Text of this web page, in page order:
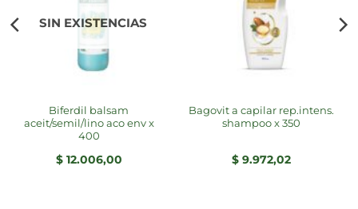
SIN EXISTENCIAS
biferdil balsam
aceit/semil/lino aco env x
400
$12.006,00
bagovit a capilar rep.intens.
shampoo x 350
$9.972,02